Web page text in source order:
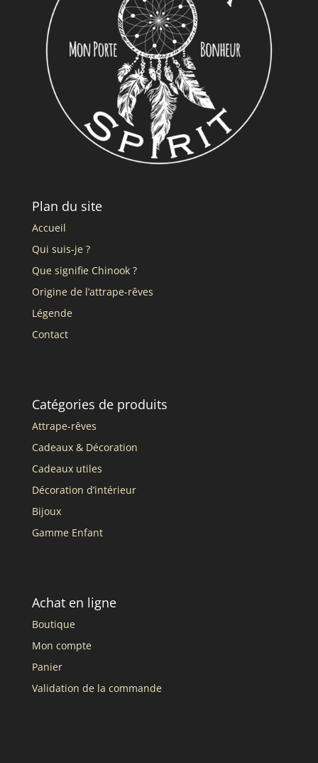
Plan du site
Accueil
Qui suis-je ?
Que signifie Chinook ?
Origine de l’attrape-rêves
Légende
Contact
Catégories de produits
Attrape-rêves
Cadeaux & Décoration
Cadeaux utiles
Décoration d’intérieur
Bijoux
Gamme Enfant
Achat en ligne
Boutique
Mon compte
Panier
Validation de la commande